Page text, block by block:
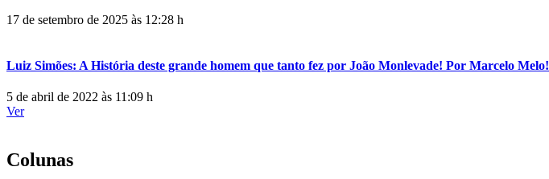
17 de setembro de 2025 às 12:28 h
Luiz Simões: A História deste grande homem que tanto fez por João Monlevade! Por Marcelo Melo!
5 de abril de 2022 às 11:09 h
Ver
Colunas